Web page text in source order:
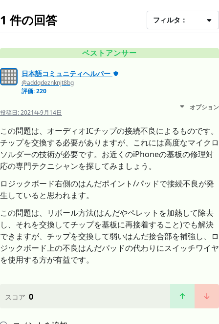
1 件の回答 フィルタ：
ベストアンサー
日本語コミュニティヘルパー
@addqdeznknjt8bg
評価: 220
投稿日:2021年9月14日
オプション
この問題は、オーディオICチップの接続不良によるものです。
チップを交換する必要がありますが、これには高度なマイクロ
ソルダーの技術が必要です。お近くのiPhoneの基板の修理対
応の専門テクニシャンを探してみましょう。
ロジックボード右側のはんだポイント/パッドで接続不良が発
生していると思われます。
この問題は、リボール方法(はんだやペレットを加熱して除去
し、それを交換してチップを基板に再接着すること)でも解決
できますが、チップを交換して弱いはんだ接合部を補強し、ロ
ジックボード上の不良はんだパッドの代わりにスイッチワイヤ
を使用する方が有益です。
スコア 0